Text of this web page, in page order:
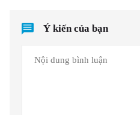
Ý kiến của bạn